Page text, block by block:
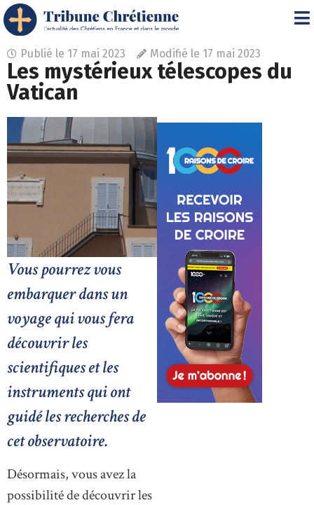
Publié le 17 mai 2023 Modifié le 17 mai 2023
Les mystérieux télescopes du
Vatican
Vous pourrez vous
embarquer dans un
voyage qui vous fera
découvrir les
scientifiques et les
instruments qui ont
guidé les recherches de
cet observatoire.
Désormais, vous avez la
possibilité de découvrir les